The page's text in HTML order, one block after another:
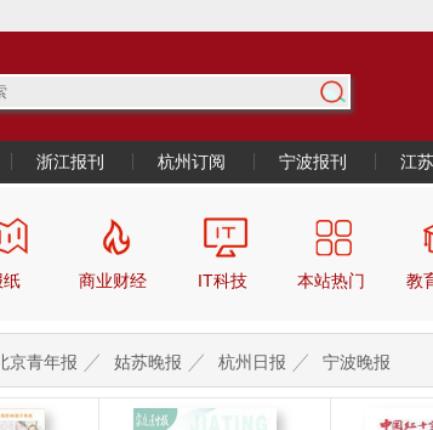
浙江报刊 杭州订阅 宁波报刊 江
纸 商业财经 IT科技 本站热门 教
京青年报 姑苏晚报 杭州日报 宁波晚报